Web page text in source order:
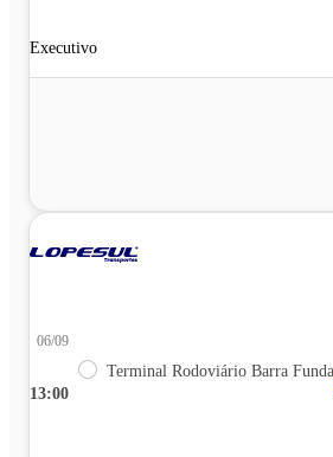
Executivo
13:00
06/09
Terminal Rodoviário Barra Funda